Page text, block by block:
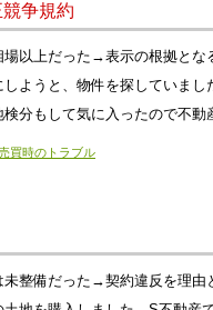
争規約
場以上だった→表示の根拠と
ようと、物件を探していま
分もして気に入ったので不
買時のトラブル
未整備だった→契約違反を理